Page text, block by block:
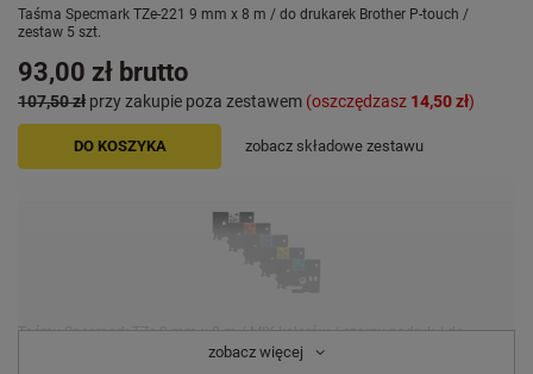
Taśma Specmark TZe-221 9 mm x 8 m / do drukarek Brother P-touch /
zestaw 5 szt.
93,00 zł brutto
107,50 zł przy zakupie poza zestawem (oszczędzasz 14,50 zł)
DO KOSZYKA zobacz składowe zestawu
Taśmy Specmark TZe 9 mm x 8 m / MIX kolorów / czarny nadruk / do
drukarek Brother P-touch / zestaw 5 szt.
zobacz więcej